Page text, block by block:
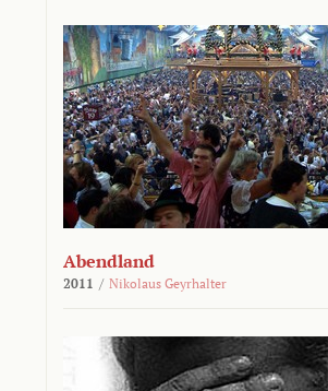
Abendland
2011 / Nikolaus Geyrhalter